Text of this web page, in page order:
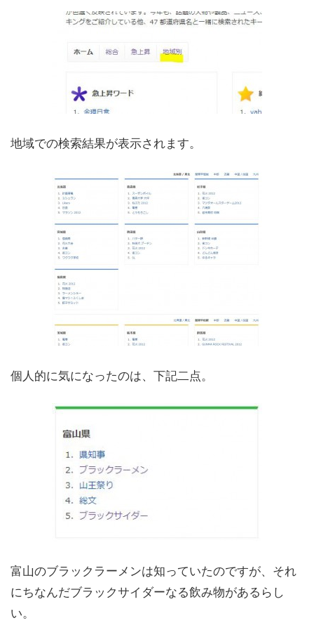
地域での検索結果が表示されます。
個人的に気になったのは、下記二点。
富山のブラックラーメンは知っていたのですが、それ
にちなんだブラックサイダーなる飲み物があるらし
い。